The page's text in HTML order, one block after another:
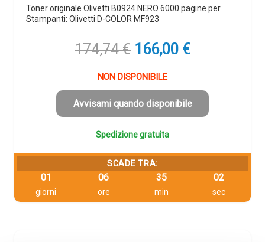
Toner originale Olivetti B0924 NERO 6000 pagine per
Stampanti: Olivetti D-COLOR MF923
174,74€ Il
originale
era:
174,74 €.
166,00 €Il
è:
166,00 €.
NON DISPONIBILE
Avvisami quando disponibile
Spedizione gratuita
SCADE TRA:
01
giorni
06
ore
35
min
01
sec